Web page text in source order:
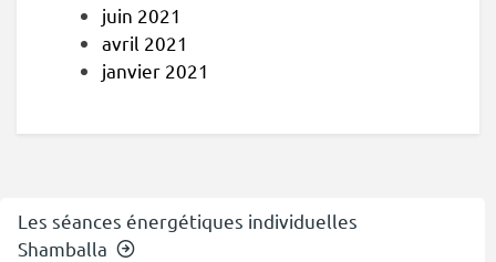
juin 2021
avril 2021
janvier 2021
Les séances énergétiques individuelles
Shamballa